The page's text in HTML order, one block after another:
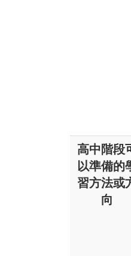
高中階段
以準備的
習方法或
向